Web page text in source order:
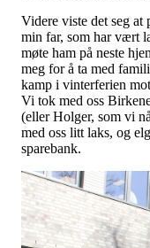
Videre viste det seg
min far, som har vært
møte ham på neste
meg for å ta med
kamp i vinterferien
Vi tok med oss
(eller Holger, som vi
med oss litt laks, og
sparebank.